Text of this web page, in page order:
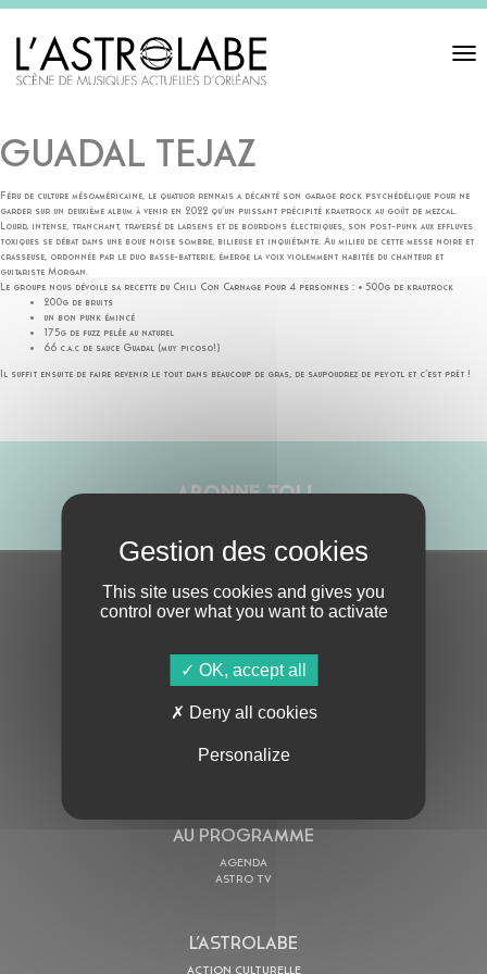
Toggle
GUADAL TEJAZ
Féru de culture mésoaméricaine, le quatuor rennais a décanté son garage rock psychédélique pour ne
garder sur un deuxième album à venir en 2022 qu’un puissant précipité krautrock au goût de mezcal.
Lourd, intense, tranchant, traversé de larsens et de bourdons électriques, son post-punk aux effluves
toxiques se débat dans une boue noise sombre, bilieuse et inquiétante. Au milieu de cette messe noire et
crasseuse, ordonnée par le duo basse-batterie, émerge la voix violemment habitée du chanteur et
guitariste Morgan.
Le groupe nous dévoile sa recette du Chili Con Carnage pour 4 personnes : • 500g de krautrock
200g de bruits
un bon punk émincé
175g de fuzz pelée au naturel
66 c.a.c de sauce Guadal (muy picoso!)
Il suffit ensuite de faire revenir le tout dans beaucoup de gras, de saupoudrez de peyotl et c’est prêt !
ABONNE-TOI !
S'ABONNER À LA NEWSLETTER
En cochant cette case, j’accepte la Politique de confidentialité
AU PROGRAMME
AGENDA
ASTRO TV
L’ASTROLABE
ACTION CULTURELLE
This site uses cookies and gives you
control over what you want to activate
OK, accept all
Deny all cookies
Personalize